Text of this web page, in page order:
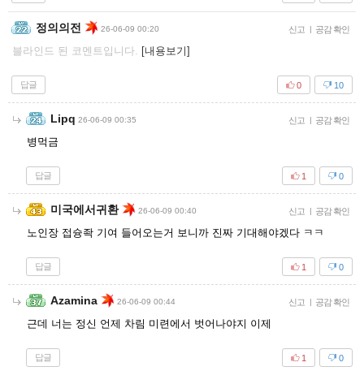
정의의전 26-06-09 00:20 신고 | 공감 확인
블라인드 된 코멘트입니다. [내용보기]
답글 10
0
Lipq 26-06-09 00:35 신고 | 공감 확인
병먹금
답글 0
1
미국에서귀환 26-06-09 00:40 신고 | 공감 확인
노인장 접슝좍 기여 들어오는거 보니까 진짜 기대해야겠다 ㅋㅋ
답글 0
1
Azamina 26-06-09 00:44 신고 | 공감 확인
근데 너는 정신 언제 차림 미련에서 벗어나야지 이제
답글 0
1